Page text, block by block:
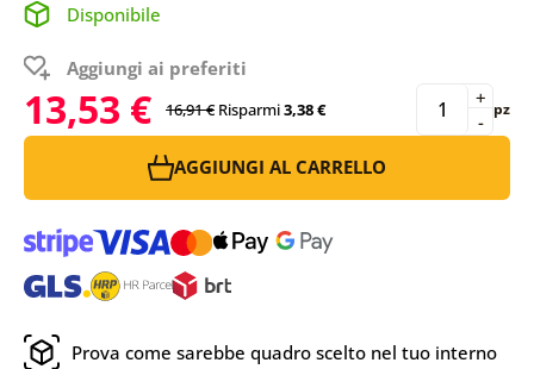
Disponibile
Aggiungi ai preferiti
13,53 € 16,91 € Risparmi3,38 € -
+ pz
AGGIUNGI AL CARRELLO
Prova come sarebbe quadro scelto nel tuo interno